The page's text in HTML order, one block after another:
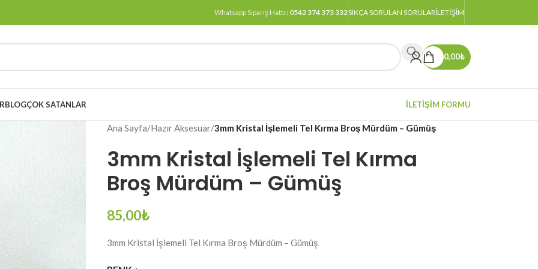
Whatsapp Sipariş Hattı : 0542 374 373 332SIKÇA SORULAN SORULARILETIŞIM
0,00₺
BLOGÇOK SATANLAR İLETİŞİM FORMU
Ana Sayfa/Hazır Aksesuar/3mm Kristal İşlemeli Tel Kırma Broş Mürdüm – Gümüş
3mm Kristal İşlemeli Tel Kırma
Broş Mürdüm – Gümüş
85,00₺
3mm Kristal İşlemeli Tel Kırma Broş Mürdüm – Gümüş